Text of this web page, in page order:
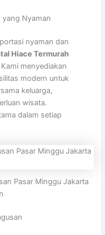
yang Nyaman
nyaman dan
Hiace Termurah
menyediakan
modern untuk
keluarga,
wisata.
dalam setiap
Pasar Minggu Jakarta